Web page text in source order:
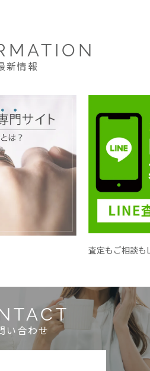
新情報
査定もご相談も
い合わせ